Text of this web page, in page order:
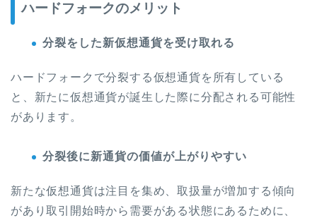
ハードフォークのメリット
分裂をした新仮想通貨を受け取れる
ハードフォークで分裂する仮想通貨を所有している
と、新たに仮想通貨が誕生した際に分配される可能性
があります。
分裂後に新通貨の価値が上がりやすい
新たな仮想通貨は注目を集め、取扱量が増加する傾向
があり取引開始時から需要がある状態にあるために、